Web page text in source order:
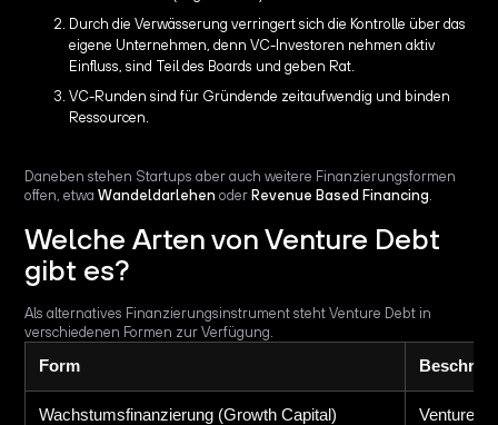
Durch die Verwässerung verringert sich die Kontrolle über das
eigene Unternehmen, denn VC-Investoren nehmen aktiv
Einfluss, sind Teil des Boards und geben Rat.
VC-Runden sind für Gründende zeitaufwendig und binden
Ressourcen.
Daneben stehen Startups aber auch weitere Finanzierungsformen
offen, etwaWandeldarlehen oderRevenue Based Financing
Welche Arten von Venture Debt
gibt es?
Als alternatives Finanzierungsinstrument steht Venture Debt in
verschiedenen Formen zur Verfügung.
Form
Wachstumsfinanzierung (Growth Capital) Venture